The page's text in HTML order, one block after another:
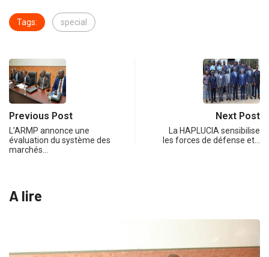
Tags: special
Previous Post
L’ARMP annonce une
évaluation du système des
marchés…
Next Post
La HAPLUCIA sensibilise
les forces de défense et…
A lire